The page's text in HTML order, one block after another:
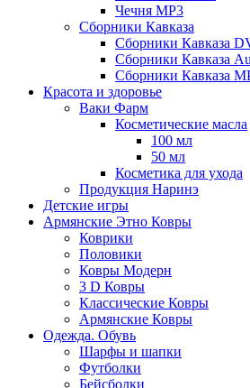
Чечня MP3
Сборники Кавказа
Сборники Кавказа
Сборники Кавказа
Сборники Кавказа
Красота и здоровье
Ваки Фарм
Косметические масла
100 мл
50 мл
Косметика для ухода
Продукция Наринэ
Детские игры
Армянские Этно Ковры
Коврики
Половики
Ковры Модерн
3 D Ковры
Классические Ковры
Армянские Ковры
Одежда. Обувь
Шарфы и шапки
Футболки
Бейсболки